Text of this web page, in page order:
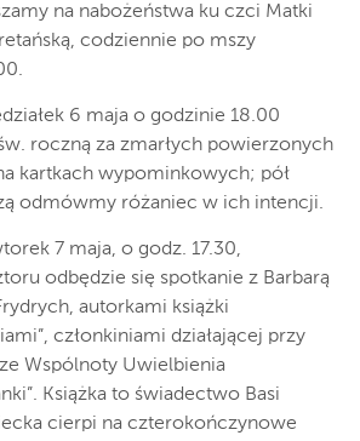
na nabożeństwa ku czci Matki
codziennie po mszy
6 maja o godzinie 18.00
roczną za zmarłych powierzonych
kartkach wypominkowych; pół
odmówmy różaniec w ich intencji.
7 maja, o godz. 17.30,
odbędzie się spotkanie z Barbarą
autorkami książki
członkiniami działającej przy
Wspólnoty Uwielbienia
Książka to świadectwo Basi
cierpi na czterokończynowe